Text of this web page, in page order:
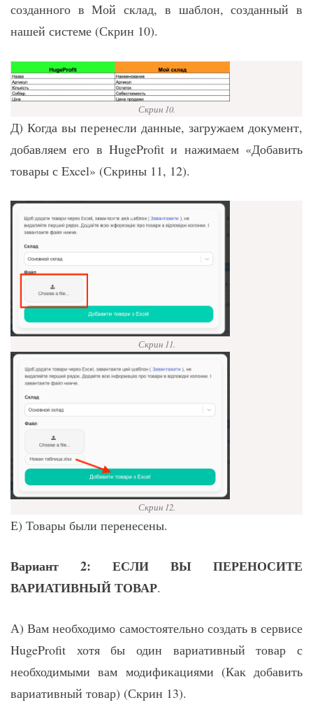
созданного в Мой склад, в шаблон, созданный в
нашей системе (Скрин 10).
Скрин 10.
Д) Когда вы перенесли данные, загружаем документ,
добавляем его в HugeProfit и нажимаем «Добавить
товары с Excel» (Скрины 11, 12).
Скрин 11.
Скрин 12.
Е) Товары были перенесены.
Вариант 2: ЕСЛИ ВЫ ПЕРЕНОСИТЕ
ВАРИАТИВНЫЙ ТОВАР.
А) Вам необходимо самостоятельно создать в сервисе
HugeProfit хотя бы один вариативный товар с
необходимыми вам модификациями (Как добавить
вариативный товар) (Скрин 13).